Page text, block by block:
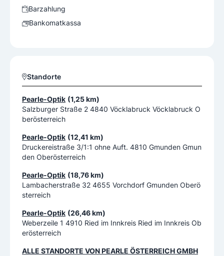
Barzahlung
Bankomatkassa
Standorte
Pearle-Optik (1,25 km)
Salzburger Straße 2 4840 Vöcklabruck Vöcklabruck O
berösterreich
Pearle-Optik (12,41 km)
Druckereistraße 3/1:1 ohne Auft. 4810 Gmunden Gmun
den Oberösterreich
Pearle-Optik (18,76 km)
Lambacherstraße 32 4655 Vorchdorf Gmunden Oberö
sterreich
Pearle-Optik (26,46 km)
Weberzeile 1 4910 Ried im Innkreis Ried im Innkreis Ob
erösterreich
ALLE STANDORTE VONPEARLE ÖSTERREICH GMBH